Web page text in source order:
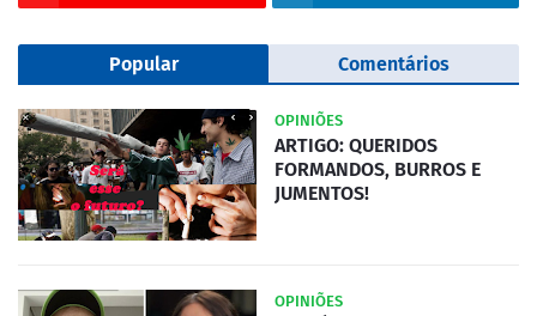
Popular Comentários
OPINIÕES
ARTIGO: QUERIDOS
FORMANDOS, BURROS E
JUMENTOS!
OPINIÕES